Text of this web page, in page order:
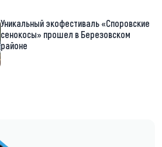
Уникальный экофестиваль «Споровские
сенокосы» прошел в Березовском
районе